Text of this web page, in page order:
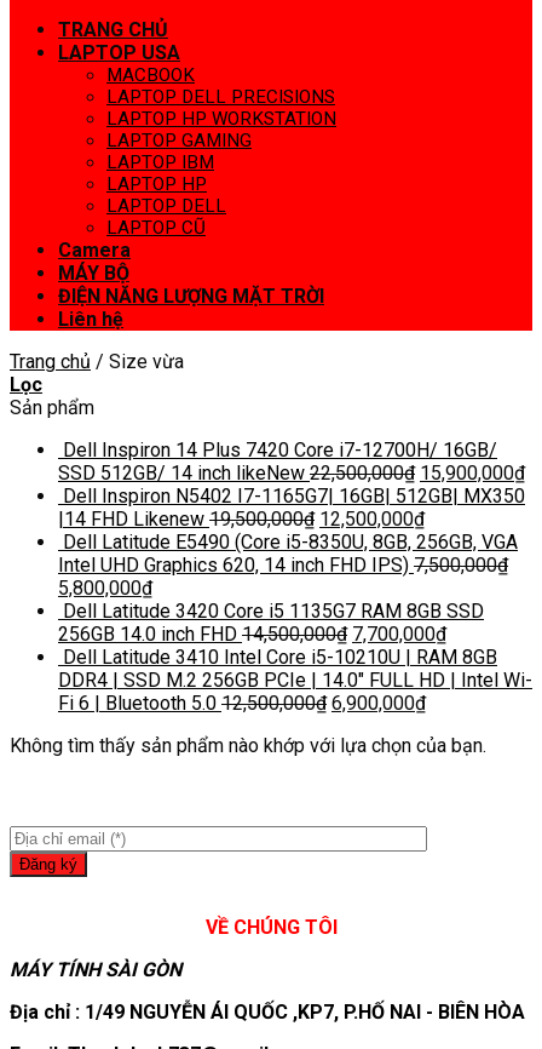
TRANG CHỦ
LAPTOP USA
MACBOOK
LAPTOP DELL PRECISIONS
LAPTOP HP WORKSTATION
LAPTOP GAMING
LAPTOP IBM
LAPTOP HP
LAPTOP DELL
LAPTOP CŨ
Camera
MÁY BỘ
ĐIỆN NĂNG LƯỢNG MẶT TRỜI
Liên hệ
Trang chủ / Size vừa
Lọc
Sản phẩm
Dell Inspiron 14 Plus 7420 Core i7-12700H/ 16GB/
SSD 512GB/ 14 inch likeNew 22,500,000₫ 15,900,000₫
Dell Inspiron N5402 I7-1165G7| 16GB| 512GB| MX350
|14 FHD Likenew 19,500,000₫ 12,500,000₫
Dell Latitude E5490 (Core i5-8350U, 8GB, 256GB, VGA
Intel UHD Graphics 620, 14 inch FHD IPS) 7,500,000₫
5,800,000₫
Dell Latitude 3420 Core i5 1135G7 RAM 8GB SSD
256GB 14.0 inch FHD 14,500,000₫ 7,700,000₫
Dell Latitude 3410 Intel Core i5-10210U | RAM 8GB
DDR4 | SSD M.2 256GB PCIe | 14.0″ FULL HD | Intel Wi-
Fi 6 | Bluetooth 5.0 12,500,000₫ 6,900,000₫
Không tìm thấy sản phẩm nào khớp với lựa chọn của bạn.
VỀ CHÚNG TÔI
MÁY TÍNH SÀI GÒN
Địa chỉ : 1/49 NGUYỄN ÁI QUỐC ,KP7, P.HỐ NAI - BIÊN HÒA